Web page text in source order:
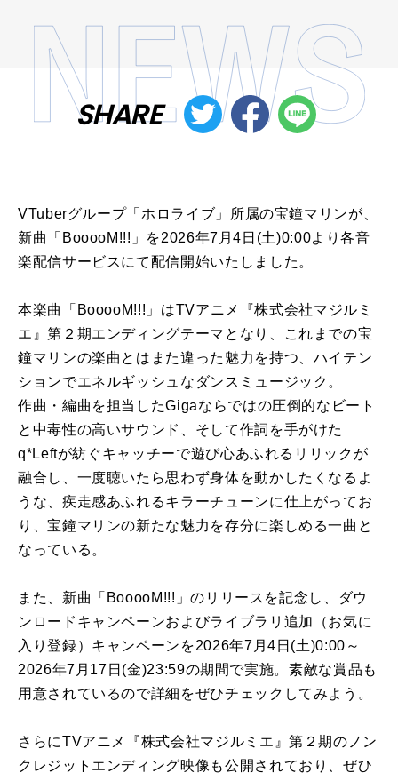
SHARE
VTuberグループ「ホロライブ」所属の宝鐘マリンが、
新曲「BooooM!!!」を2026年7月4日(土)0:00より各音
楽配信サービスにて配信開始いたしました。
本楽曲「BooooM!!!」はTVアニメ『株式会社マジルミ
エ』第２期エンディングテーマとなり、これまでの宝
鐘マリンの楽曲とはまた違った魅力を持つ、ハイテン
ションでエネルギッシュなダンスミュージック。
作曲・編曲を担当したGigaならではの圧倒的なビート
と中毒性の高いサウンド、そして作詞を手がけた
q*Leftが紡ぐキャッチーで遊び心あふれるリリックが
融合し、一度聴いたら思わず身体を動かしたくなるよ
うな、疾走感あふれるキラーチューンに仕上がってお
り、宝鐘マリンの新たな魅力を存分に楽しめる一曲と
なっている。
また、新曲「BooooM!!!」のリリースを記念し、ダウ
ンロードキャンペーンおよびライブラリ追加（お気に
入り登録）キャンペーンを2026年7月4日(土)0:00～
2026年7月17日(金)23:59の期間で実施。素敵な賞品も
用意されているので詳細をぜひチェックしてみよう。
さらにTVアニメ『株式会社マジルミエ』第２期のノン
クレジットエンディング映像も公開されており、ぜひ